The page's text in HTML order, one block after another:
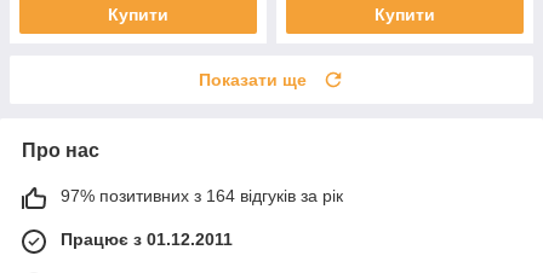
Купити Купити
Показати ще
Про нас
97% позитивних з 164 відгуків за рік
Працює з 01.12.2011